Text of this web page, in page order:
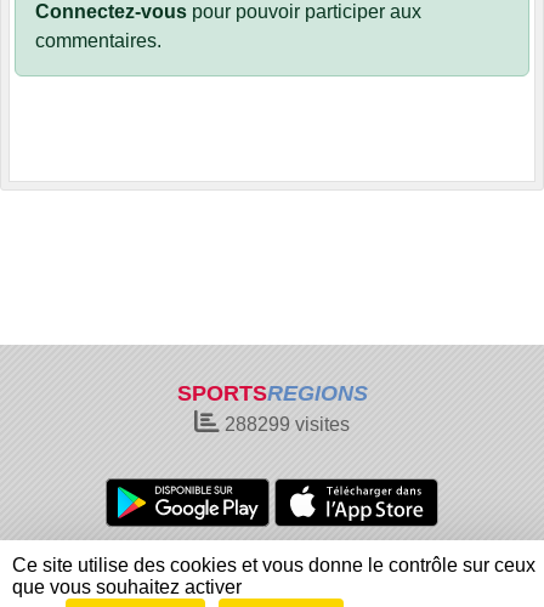
Connectez-vous pour pouvoir participer aux
commentaires.
SPORTSREGIONS
288299 visites
Charte cookies
Gestion des cookies
Informations légales
Signaler un contenu inapproprié
Ce site utilise des cookies et vous donne le contrôle sur ceux
que vous souhaitez activer